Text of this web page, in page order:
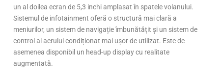
un al doilea ecran de 5,3 inchi amplasat în spatele volanului.
Sistemul de infotainment oferă o structură mai clară a
meniurilor, un sistem de navigație îmbunătățit și un sistem de
control al aerului condiționat mai ușor de utilizat. Este de
asemenea disponibil un head-up display cu realitate
augmentată.